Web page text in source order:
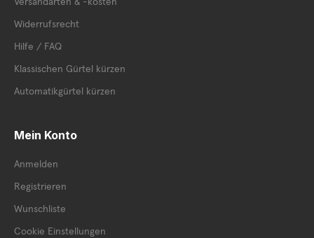
Widerrufsrecht
Hilfe / FAQ
Klassischen Gürtel kürzen
Automatikgürtel kürzen
Mein Konto
Anmelden
Registrieren
Wunschliste
Cookie Einstellungen